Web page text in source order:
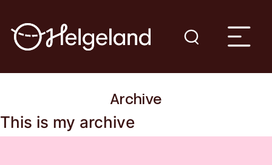
Archive
This is my archive